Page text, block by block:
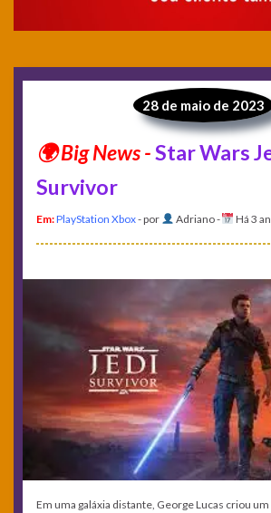
28 de maio de 2023
Star Wars
Survivor
Em:PlayStation Xbox- por Adriano- Há 3
Em uma galáxia distante, George Lucas criou